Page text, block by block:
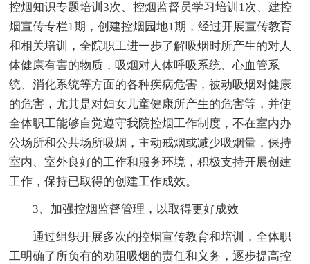
控烟知识专题培训3次、控烟监督员学习培训1次、建控
烟宣传专栏1期，创建控烟园地1期，经过开展宣传教育
和相关培训，全院职工进一步了解吸烟时所产生的对人
体健康有害的物质，吸烟对人体呼吸系统、心血管系
统、消化系统等方面的各种疾病危害，被动吸烟对健康
的危害，尤其是对妇女儿童健康所产生的危害等，并使
全体职工能够自觉遵守我院控烟工作制度，不在室内办
公场所和公共场所吸烟，主动戒烟或减少吸烟量，保持
室内、室外良好的工作和服务环境，积极支持开展创建
工作，保持已取得的创建工作成效。
3、加强控烟监督管理，以取得更好成效
通过组织开展多次的控烟宣传教育和培训，全体职
工明确了所负有的劝阻吸烟的责任和义务，逐步提高控